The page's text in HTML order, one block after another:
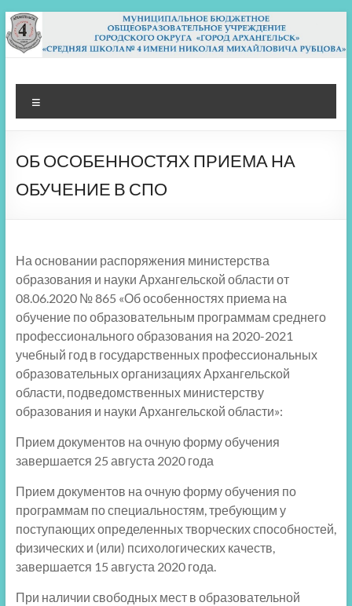
Перейти
к
содержимому
МБОУ СШ 4
Архангельск
ОБ ОСОБЕННОСТЯХ ПРИЕМА НА
ОБУЧЕНИЕ В СПО
На основании распоряжения министерства
образования и науки Архангельской области от
08.06.2020 № 865 «Об особенностях приема на
обучение по образовательным программам среднего
профессионального образования на 2020-2021
учебный год в государственных профессиональных
образовательных организациях Архангельской
области, подведомственных министерству
образования и науки Архангельской области»:
Прием документов на очную форму обучения
завершается 25 августа 2020 года
Прием документов на очную форму обучения по
программам по специальностям, требующим у
поступающих определенных творческих способностей,
физических и (или) психологических качеств,
завершается 15 августа 2020 года.
При наличии свободных мест в образовательной